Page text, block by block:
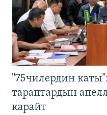
"75чилердин
тараптардын
карайт